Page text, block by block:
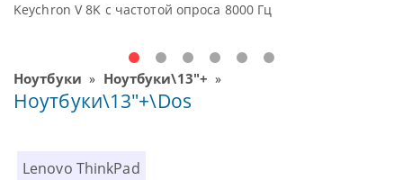
Keychron V 8K с частотой опроса 8000 Гц
Ноутбуки » Ноутбуки\13"+ »
Ноутбуки\13"+\Dos
Lenovo ThinkPad